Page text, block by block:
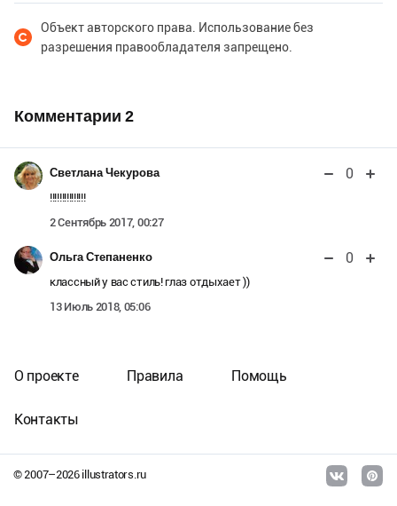
Объект авторского права. Использование без
разрешения правообладателя запрещено.
Комментарии 2
Светлана Чекурова 0
!!!!!!!!!!!!!!!
2 Сентябрь 2017, 00:27
Ольга Степаненко 0
классный у вас стиль! глаз отдыхает ))
13 Июль 2018, 05:06
© 2007–2026illustrators.ru
О проекте Правила Помощь
Контакты